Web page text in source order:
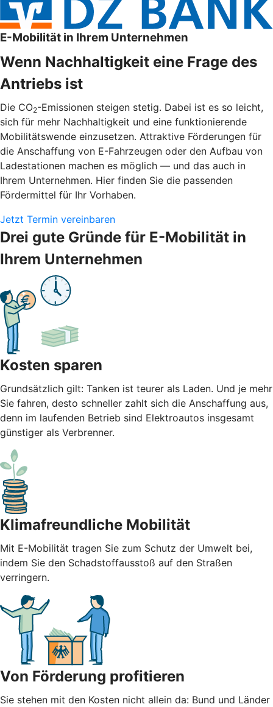
E-Mobilität in Ihrem Unternehmen
Wenn Nachhaltigkeit eine Frage des
Antriebs ist
Die CO2-Emissionen steigen stetig. Dabei ist es so leicht,
sich für mehr Nachhaltigkeit und eine funktionierende
Mobilitätswende einzusetzen. Attraktive Förderungen für
die Anschaffung von E-Fahrzeugen oder den Aufbau von
Ladestationen machen es möglich — und das auch in
Ihrem Unternehmen. Hier finden Sie die passenden
Fördermittel für Ihr Vorhaben.
Jetzt Termin vereinbaren
Drei gute Gründe für E-Mobilität in
Ihrem Unternehmen
Kosten sparen
Grundsätzlich gilt: Tanken ist teurer als Laden. Und je mehr
Sie fahren, desto schneller zahlt sich die Anschaffung aus,
denn im laufenden Betrieb sind Elektroautos insgesamt
günstiger als Verbrenner.
Klimafreundliche Mobilität
Mit E-Mobilität tragen Sie zum Schutz der Umwelt bei,
indem Sie den Schadstoffausstoß auf den Straßen
verringern.
Von Förderung profitieren
Sie stehen mit den Kosten nicht allein da: Bund und Länder